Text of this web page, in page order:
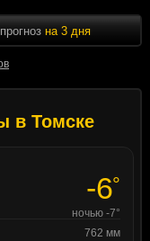
прогноз на 3 дня
в Томске
-6°
ночью -7°
762 мм